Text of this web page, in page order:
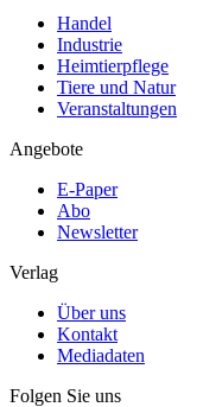
Handel
Industrie
Heimtierpflege
Tiere und Natur
Veranstaltungen
Angebote
E-Paper
Abo
Newsletter
Verlag
Über uns
Kontakt
Mediadaten
Folgen Sie uns